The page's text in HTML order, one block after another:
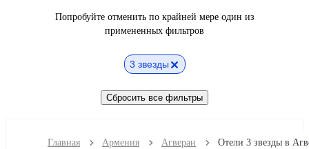
Попробуйте отменить по крайней мере один из
примененных фильтров
3 звезды
Сбросить все фильтры
Главная Армения Агверан